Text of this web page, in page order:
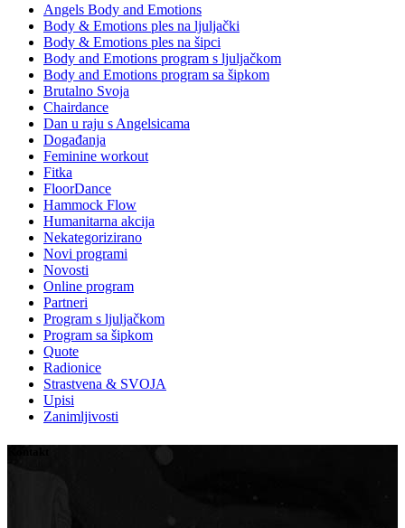
Angels Body and Emotions
Body & Emotions ples na ljuljački
Body & Emotions ples na šipci
Body and Emotions program s ljuljačkom
Body and Emotions program sa šipkom
Brutalno Svoja
Chairdance
Dan u raju s Angelsicama
Događanja
Feminine workout
Fitka
FloorDance
Hammock Flow
Humanitarna akcija
Nekategorizirano
Novi programi
Novosti
Online program
Partneri
Program s ljuljačkom
Program sa šipkom
Quote
Radionice
Strastvena & SVOJA
Upisi
Zanimljivosti